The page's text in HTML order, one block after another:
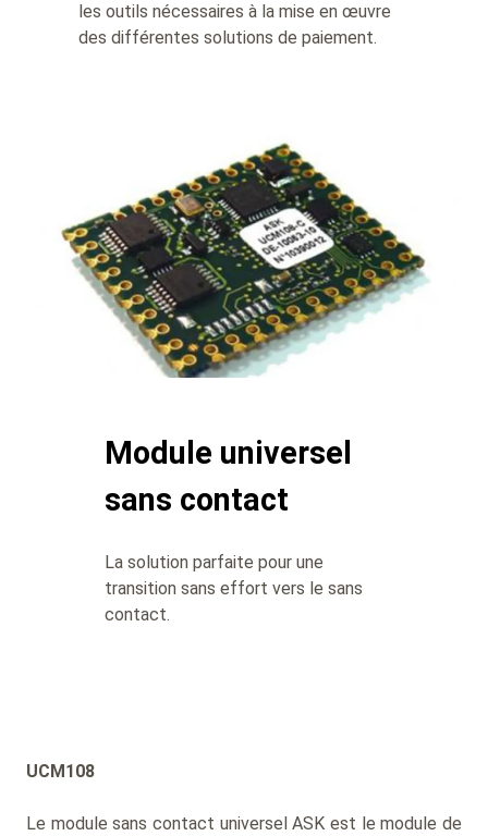
les outils nécessaires à la mise en œuvre
des différentes solutions de paiement.
body
Module universel
sans contact
La solution parfaite pour une
transition sans effort vers le sans
contact.
UCM108
Le module sans contact universel ASK est le module de